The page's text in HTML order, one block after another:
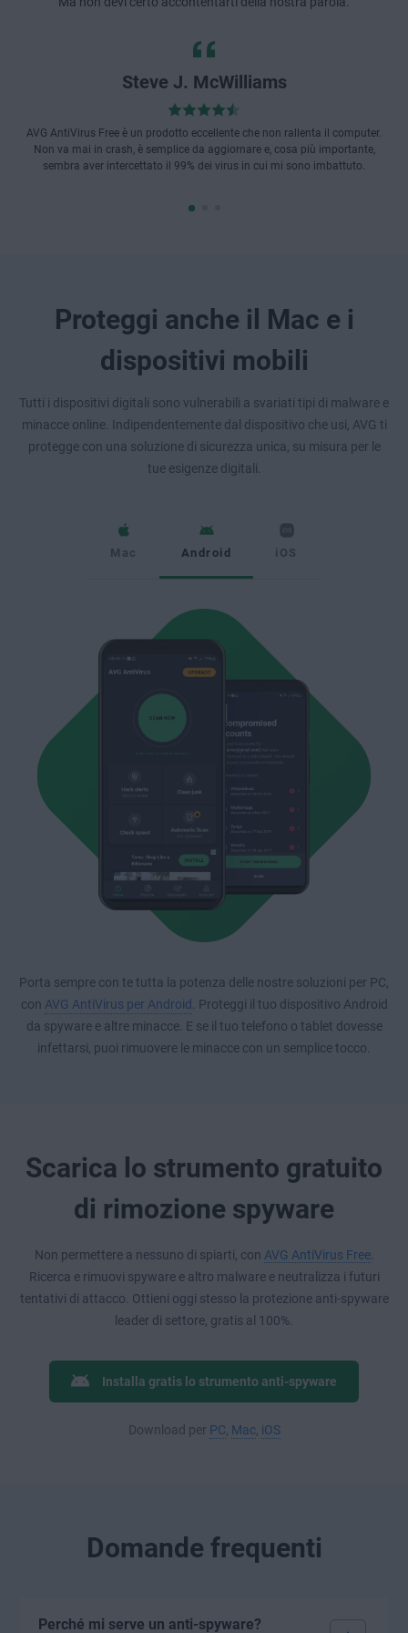
Steve J. McWilliams
AVG AntiVirus Free è un prodotto eccellente che non rallenta il computer.
Non va mai in crash, è semplice da aggiornare e, cosa più importante,
sembra aver intercettato il 99% dei virus in cui mi sono imbattuto.
Proteggi anche il Mac e i
dispositivi mobili
Tutti i dispositivi digitali sono vulnerabili a svariati tipi di malware e
minacce online. Indipendentemente dal dispositivo che usi, AVG ti
protegge con una soluzione di sicurezza unica, su misura per le
tue esigenze digitali.
Mac Android iOS
Porta sempre con te tutta la potenza delle nostre soluzioni per PC,
con AVG AntiVirus per Android . Proteggi il tuo dispositivo Android
da spyware e altre minacce. E se il tuo telefono o tablet dovesse
infettarsi, puoi rimuovere le minacce con un semplice tocco.
Scarica lo strumento gratuito
di rimozione spyware
Non permettere a nessuno di spiarti, con AVG AntiVirus Free.
Ricerca e rimuovi spyware e altro malware e neutralizza i futuri
tentativi di attacco. Ottieni oggi stesso la protezione anti-spyware
leader di settore, gratis al 100%.
Installa gratis lo strumento anti-spyware
Download per PC, Mac, iOS
Domande frequenti
Perché mi serve un anti-spyware?